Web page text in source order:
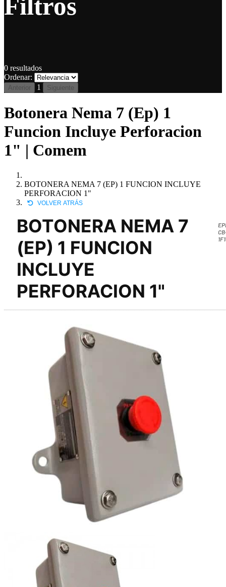
0 resultados
Ordenar:
Anterior 1 Siguiente
Botonera Nema 7 (Ep) 1
Funcion Incluye Perforacion
1" | Comem
BOTONERA NEMA 7 (EP) 1 FUNCION INCLUYE
PERFORACION 1"
VOLVER ATRÁS
BOTONERA NEMA 7
(EP) 1 FUNCION
INCLUYE
PERFORACION 1"